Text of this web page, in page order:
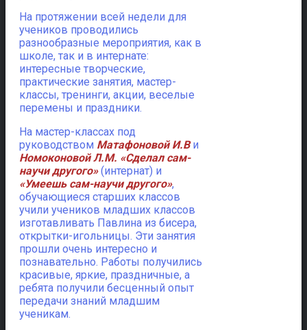
На протяжении всей недели для
учеников проводились
разнообразные мероприятия, как в
школе, так и в интернате:
интересные творческие,
практические занятия, мастер-
классы, тренинги, акции, веселые
перемены и праздники.
На мастер-классах под
руководством Матафоновой И.Ви
Номоконовой Л.М. «Сделал сам-
научи другого»(интернат) и
«Умеешь сам-научи другого»,
обучающиеся старших классов
учили учеников младших классов
изготавливать Павлина из бисера,
открытки-игольницы. Эти занятия
прошли очень интересно и
познавательно. Работы получились
красивые, яркие, праздничные, а
ребята получили бесценный опыт
передачи знаний младшим
ученикам.